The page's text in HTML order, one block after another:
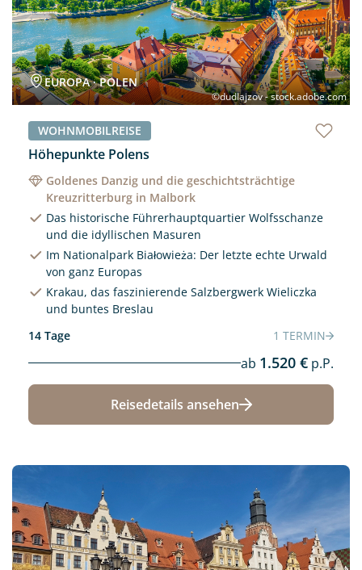
©dudlajzov - stock.adobe.com
EUROPA · POLEN
WOHNMOBILREISE
Höhepunkte Polens
Goldenes Danzig und die geschichtsträchtige
Kreuzritterburg in Malbork
Das historische Führerhauptquartier Wolfsschanze
und die idyllischen Masuren
Im Nationalpark Białowieża: Der letzte echte Urwald
von ganz Europas
Krakau, das faszinierende Salzbergwerk Wieliczka
und buntes Breslau
14 Tage
1 TERMIN
ab 1.520 € p.P.
Reisedetails ansehen